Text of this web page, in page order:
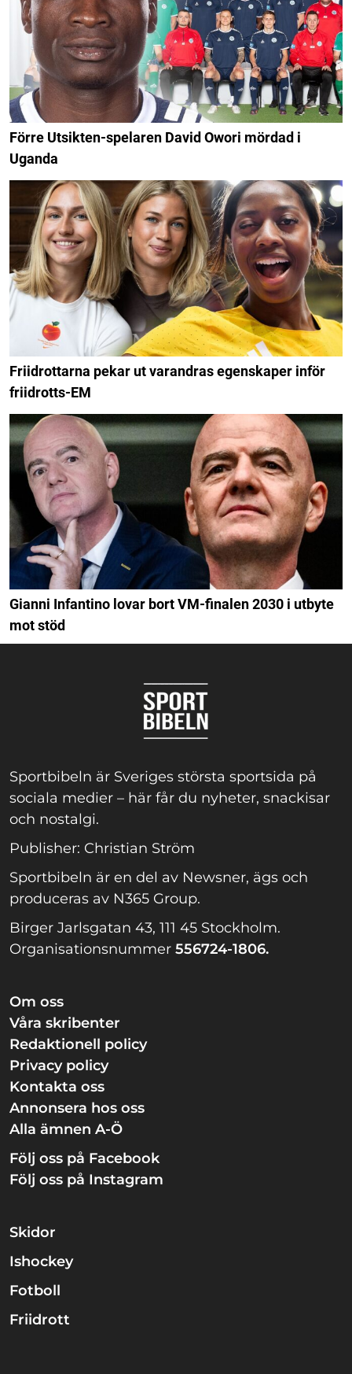
Förre Utsikten-spelaren David Owori mördad i
Uganda
Friidrottarna pekar ut varandras egenskaper inför
friidrotts-EM
Gianni Infantino lovar bort VM-finalen 2030 i utbyte
mot stöd
Sportbibeln är Sveriges största sportsida på
sociala medier – här får du nyheter, snackisar
och nostalgi.
Publisher: Christian Ström
Sportbibeln är en del av Newsner, ägs och
produceras av N365 Group.
Birger Jarlsgatan 43, 111 45 Stockholm.
Organisationsnummer 556724-1806.
Om oss
Våra skribenter
Redaktionell policy
Privacy policy
Kontakta oss
Annonsera hos oss
Alla ämnen A-Ö
Följ oss på Facebook
Följ oss på Instagram
Skidor
Ishockey
Fotboll
Friidrott